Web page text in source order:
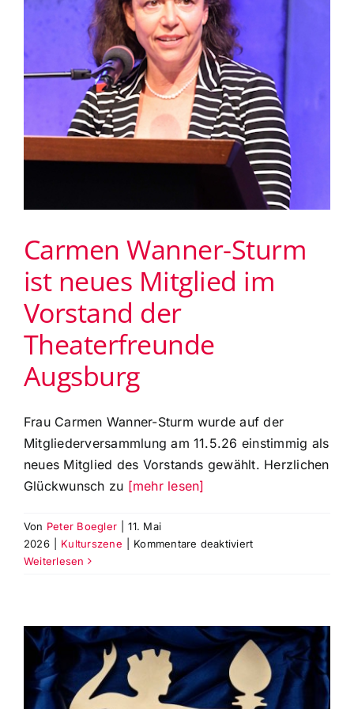
gewählt
Carmen Wanner-Sturm
ist neues Mitglied im
Vorstand der
Theaterfreunde
Augsburg
Frau Carmen Wanner-Sturm wurde auf der
Mitgliederversammlung am 11.5.26 einstimmig als
neues Mitglied des Vorstands gewählt. Herzlichen
Glückwunsch zu [mehr lesen]
Von Peter Boegler
11. Mai
2026
Kulturszene Kommentare deaktiviertfür
neues
Mitglied
Vorstand
der
Weiterlesen